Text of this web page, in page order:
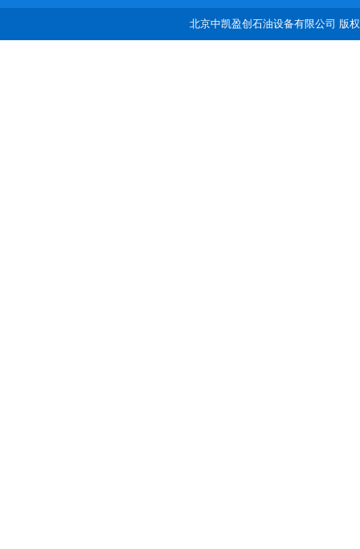
北京中凯盈创石油设备有限公司 版